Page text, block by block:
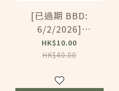
[已過期 BBD:
6/2/2026]
NATURAVENA -
100% 無加糖細滑純白
(12603)
HK$10.00
HK$40.00